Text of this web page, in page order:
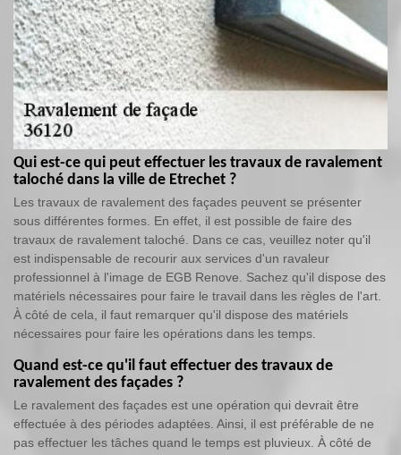
Qui est-ce qui peut effectuer les travaux de ravalement
taloché dans la ville de Etrechet ?
Les travaux de ravalement des façades peuvent se présenter
sous différentes formes. En effet, il est possible de faire des
travaux de ravalement taloché. Dans ce cas, veuillez noter qu'il
est indispensable de recourir aux services d'un ravaleur
professionnel à l'image de EGB Renove. Sachez qu'il dispose des
matériels nécessaires pour faire le travail dans les règles de l'art.
À côté de cela, il faut remarquer qu'il dispose des matériels
nécessaires pour faire les opérations dans les temps.
Quand est-ce qu'il faut effectuer des travaux de
ravalement des façades ?
Le ravalement des façades est une opération qui devrait être
effectuée à des périodes adaptées. Ainsi, il est préférable de ne
pas effectuer les tâches quand le temps est pluvieux. À côté de